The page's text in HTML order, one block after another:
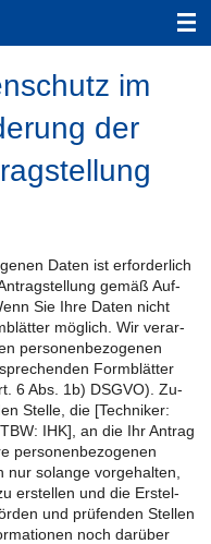
im
der
Daten ist er­for­der­lich
gemäß Auf­
Sie Ihre Daten nicht
mög­lich. Wir ver­ar­
per­so­nen­be­zo­ge­nen
Form­blät­ter
6 Abs. 1b) DSGVO). Zu­
Stel­le, die [Tech­ni­ker:
IHK], an die Ihr An­trag
per­so­nen­be­zo­ge­nen
so­lan­ge vor­ge­hal­ten,
er­stel­len und die Er­stel­
und prü­fen­den Stel­len
noch dar­über